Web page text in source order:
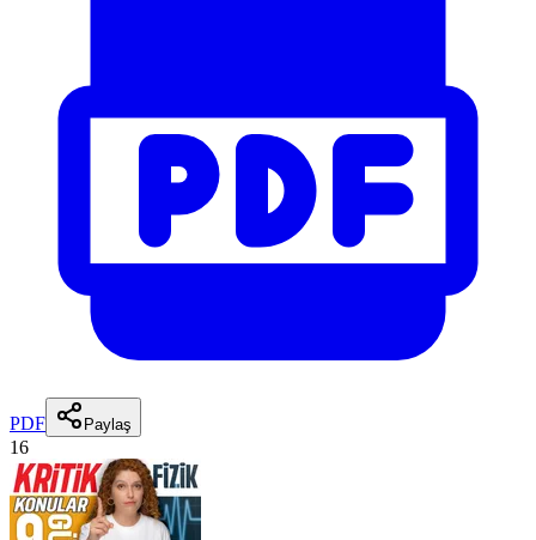
PDF Paylaş
16